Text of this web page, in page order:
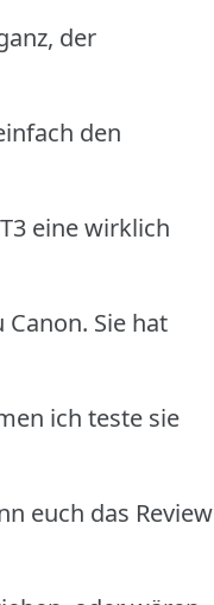
der
den
eine wirklich
Sie hat
ich teste sie
euch das Review